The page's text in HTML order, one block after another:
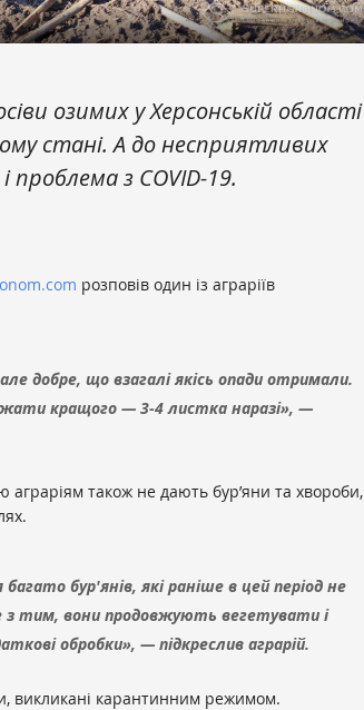
озимих у Херсонській області
стані. А до несприятливих
проблема з COVID-19.
розповів один із аграріїв
але добре, що взагалі якісь опади отримали.
кращого — 3-4 листка наразі», —
також не дають бур’яни та хвороби,
бур'янів, які раніше в цей період не
з тим, вони продовжують вегетувати і
обробки», — підкреслив аграрій.
викликані карантинним режимом.